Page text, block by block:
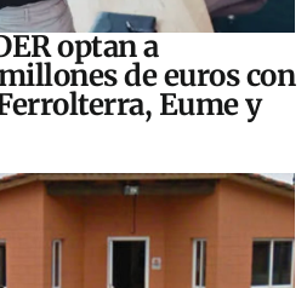
optan a
de euros con
Eume y